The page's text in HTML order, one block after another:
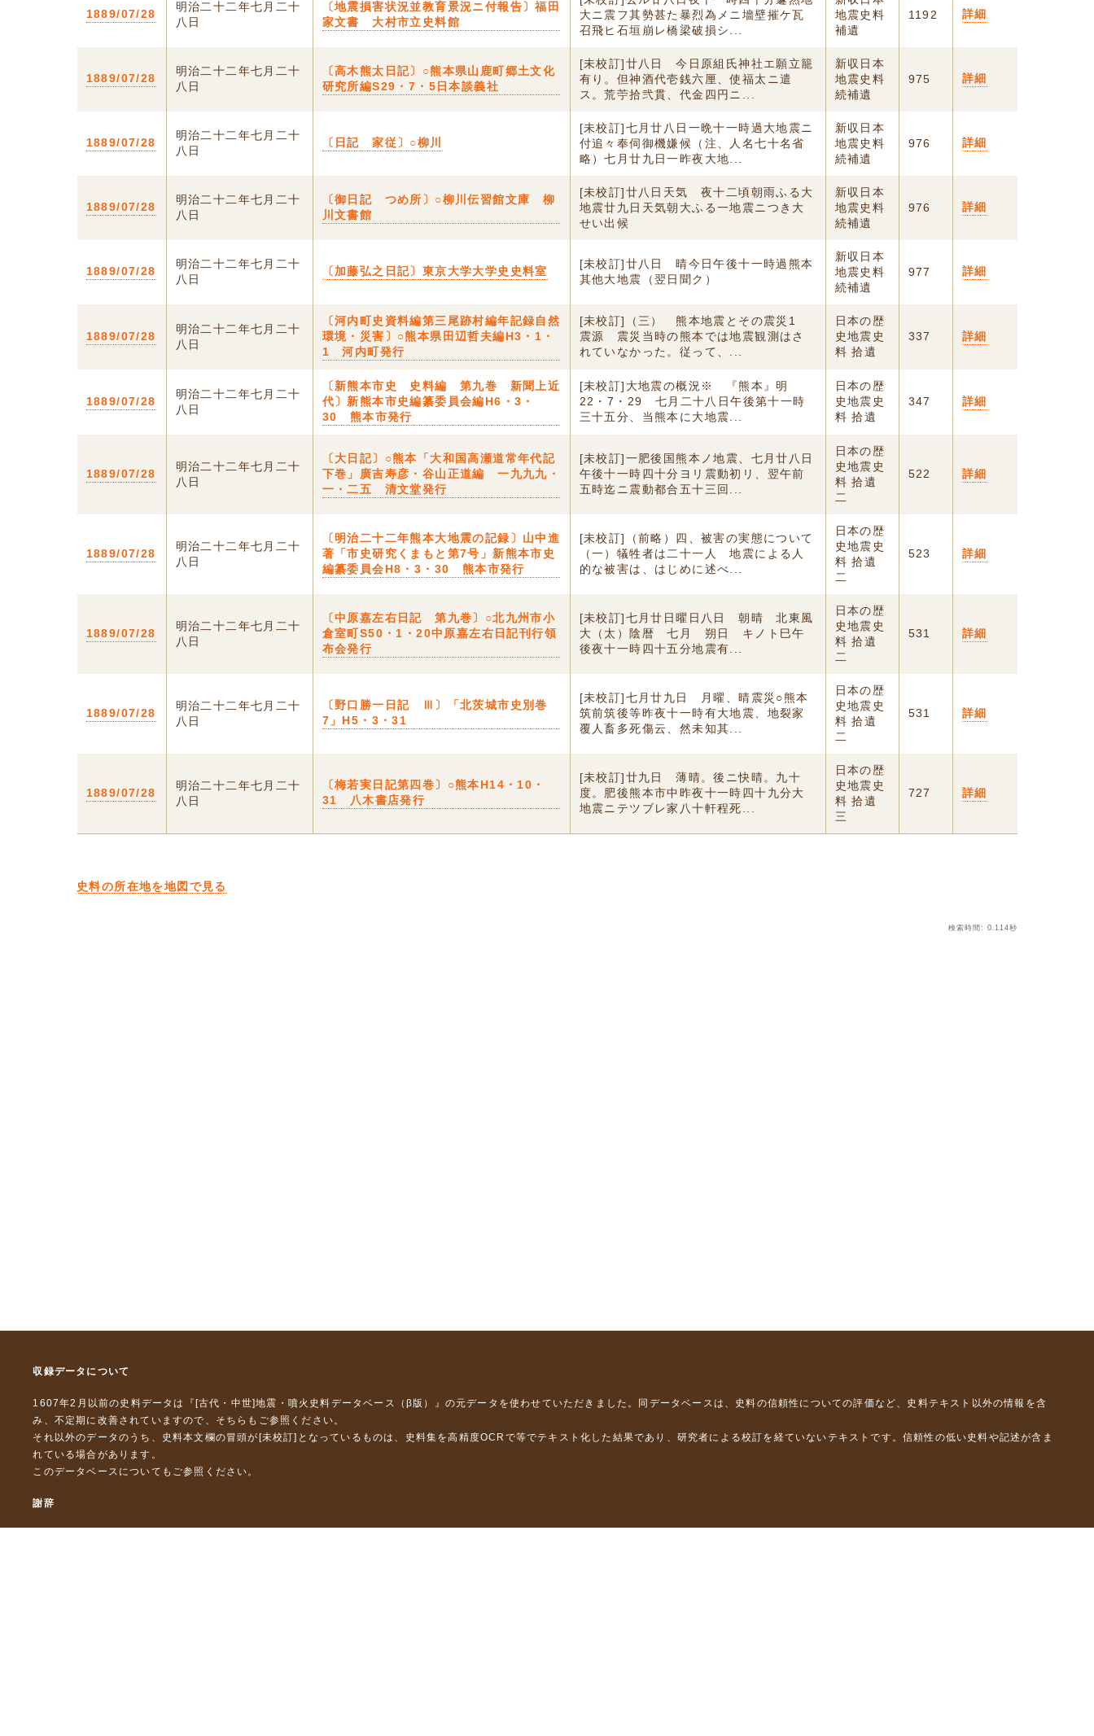
1889/07/28
明治二十二年七月二十
八日
〔地震損害状況並教育景況ニ付報告〕福田
家文書 大村市立史料館
大ニ震フ其勢甚た暴烈為メニ墻壁摧ケ瓦
召飛ヒ石垣崩レ橋梁破損シ...
地震史料
補遺
1192 詳細
1889/07/28
明治二十二年七月二十
八日
〔高木熊太日記〕○熊本県山鹿町郷土文化
研究所編S29・7・5日本談義社
[未校訂]廿八日 今日原組氏神社エ願立籠
有り。但神酒代壱銭六厘、使福太ニ遣
ス。荒苧拾弐貫、代金四円ニ...
新収日本
地震史料
続補遺
975 詳細
1889/07/28
明治二十二年七月二十
八日
〔日記 家従〕○柳川
[未校訂]七月廿八日一晩十一時過大地震ニ
付追々奉伺御機嫌候（注、人名七十名省
略）七月廿九日一昨夜大地...
新収日本
地震史料
続補遺
976 詳細
1889/07/28
明治二十二年七月二十
八日
〔御日記 つめ所〕○柳川伝習館文庫 柳
川文書館
[未校訂]廿八日天気 夜十二頃朝雨ふる大
地震廿九日天気朝大ふる一地震ニつき大
せい出候
新収日本
地震史料
続補遺
976 詳細
1889/07/28
明治二十二年七月二十
八日
〔加藤弘之日記〕東京大学大学史史料室
[未校訂]廿八日 晴今日午後十一時過熊本
其他大地震（翌日聞ク）
新収日本
地震史料
続補遺
977 詳細
1889/07/28
明治二十二年七月二十
八日
〔河内町史資料編第三尾跡村編年記録自然
環境・災害〕○熊本県田辺哲夫編H3・1・
1 河内町発行
[未校訂]（三） 熊本地震とその震災1
震源 震災当時の熊本では地震観測はさ
れていなかった。従って、...
日本の歴
史地震史
料 拾遺
337 詳細
1889/07/28
明治二十二年七月二十
八日
〔新熊本市史 史料編 第九巻 新聞上近
代〕新熊本市史編纂委員会編H6・3・
30 熊本市発行
[未校訂]大地震の概況※ 『熊本』明
22・7・29 七月二十八日午後第十一時
三十五分、当熊本に大地震...
日本の歴
史地震史
料 拾遺
347 詳細
1889/07/28
明治二十二年七月二十
八日
〔大日記〕○熊本「大和国高瀬道常年代記
下巻」廣吉寿彦・谷山正道編 一九九九・
一・二五 清文堂発行
[未校訂]一肥後国熊本ノ地震、七月廿八日
午後十一時四十分ヨリ震動初リ、翌午前
五時迄ニ震動都合五十三回...
日本の歴
史地震史
料 拾遺
二
522 詳細
1889/07/28
明治二十二年七月二十
八日
〔明治二十二年熊本大地震の記録〕山中進
著「市史研究くまもと第7号」新熊本市史
編纂委員会H8・3・30 熊本市発行
[未校訂]（前略）四、被害の実態について
（一）犠牲者は二十一人 地震による人
的な被害は、はじめに述べ...
日本の歴
史地震史
料 拾遺
二
523 詳細
1889/07/28
明治二十二年七月二十
八日
〔中原嘉左右日記 第九巻〕○北九州市小
倉室町S50・1・20中原嘉左右日記刊行領
布会発行
[未校訂]七月廿日曜日八日 朝晴 北東風
大（太）陰暦 七月 朔日 キノト巳午
後夜十一時四十五分地震有...
日本の歴
史地震史
料 拾遺
二
531 詳細
1889/07/28
明治二十二年七月二十
八日
〔野口勝一日記 Ⅲ〕「北茨城市史別巻
7」H5・3・31
[未校訂]七月廿九日 月曜、晴震災○熊本
筑前筑後等昨夜十一時有大地震、地裂家
覆人畜多死傷云、然未知其...
日本の歴
史地震史
料 拾遺
二
531 詳細
1889/07/28
明治二十二年七月二十
八日
〔梅若実日記第四巻〕○熊本H14・10・
31 八木書店発行
[未校訂]廿九日 薄晴。後ニ快晴。九十
度。肥後熊本市中昨夜十一時四十九分大
地震ニテツブレ家八十軒程死...
日本の歴
史地震史
料 拾遺
三
727 詳細
史料の所在地を地図で見る
検索時間: 0.114秒
収録データについて
1607年2月以前の史料データは『 [古代・中世]地震・噴火史料データベース（β版）』 の元データを使わせていただきました。同データベースは、史料の信頼性についての評価など、史料テキスト以外の情報を含
み、不定期に改善されていますので、 そちら もご参照ください。
それ以外のデータのうち、史料本文欄の冒頭が[未校訂]となっているものは、史料集を高精度OCRで等でテキスト化した結果であり、研究者による校訂を経ていないテキストです。信頼性の低い史料や記述が含ま
れている場合があります。
このデータベースについて もご参照ください。
謝辞